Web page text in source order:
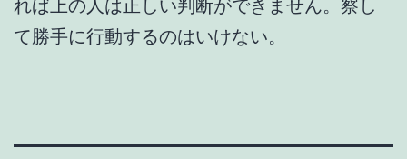
れば上の人は正しい判断ができません。察し
て勝手に行動するのはいけない。